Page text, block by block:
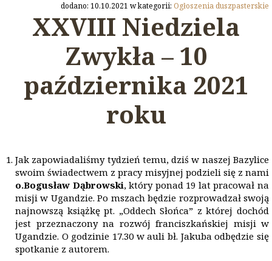
dodano: 10.10.2021 w kategorii: Ogłoszenia duszpasterskie
XXVIII Niedziela
Zwykła – 10
października 2021
roku
Jak zapowiadaliśmy tydzień temu, dziś w naszej Bazylice
swoim świadectwem z pracy misyjnej podzieli się z nami
o.Bogusław Dąbrowski, który ponad 19 lat pracował na
misji w Ugandzie. Po mszach będzie rozprowadzał swoją
najnowszą książkę pt. „Oddech Słońca” z której dochód
jest przeznaczony na rozwój franciszkańskiej misji w
Ugandzie. O godzinie 17.30 w auli bł. Jakuba odbędzie się
spotkanie z autorem.